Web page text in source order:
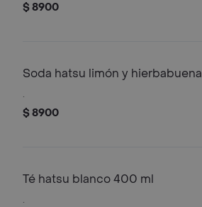
$ 8900
Soda hatsu limón y hierbabuena
.
$ 8900
Té hatsu blanco 400 ml
.